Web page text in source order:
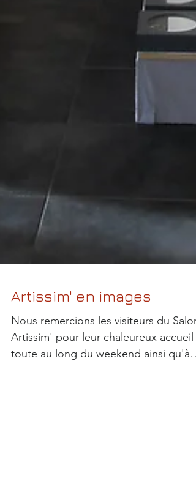
Artissim' en images
Nous remercions les visiteurs du Salon